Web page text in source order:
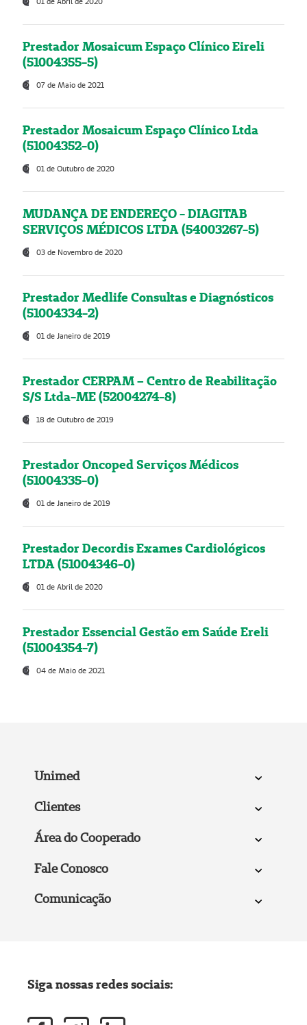
Prestador Mosaicum Espaço Clínico Eireli
(51004355-5)
07 de Maio de 2021
Prestador Mosaicum Espaço Clínico Ltda
(51004352-0)
01 de Outubro de 2020
MUDANÇA DE ENDEREÇO - DIAGITAB
SERVIÇOS MÉDICOS LTDA (54003267-5)
03 de Novembro de 2020
Prestador Medlife Consultas e Diagnósticos
(51004334-2)
01 de Janeiro de 2019
Prestador CERPAM – Centro de Reabilitação
S/S Ltda-ME (52004274-8)
18 de Outubro de 2019
Prestador Oncoped Serviços Médicos
(51004335-0)
01 de Janeiro de 2019
Prestador Decordis Exames Cardiológicos
LTDA (51004346-0)
01 de Abril de 2020
Prestador Essencial Gestão em Saúde Ereli
(51004354-7)
04 de Maio de 2021
Unimed
Clientes
Área do Cooperado
Fale Conosco
Comunicação
Siga nossas redes sociais: